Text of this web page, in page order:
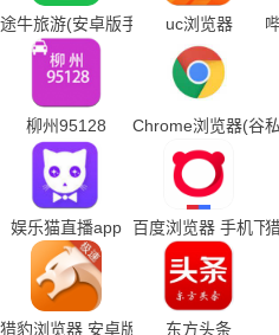
途牛旅游(安卓版手机下载)uc浏览器
柳州95128 Chrome浏览器(谷
娱乐猫直播app 百度浏览器 手机下
猎豹浏览器 安卓版 东方头条